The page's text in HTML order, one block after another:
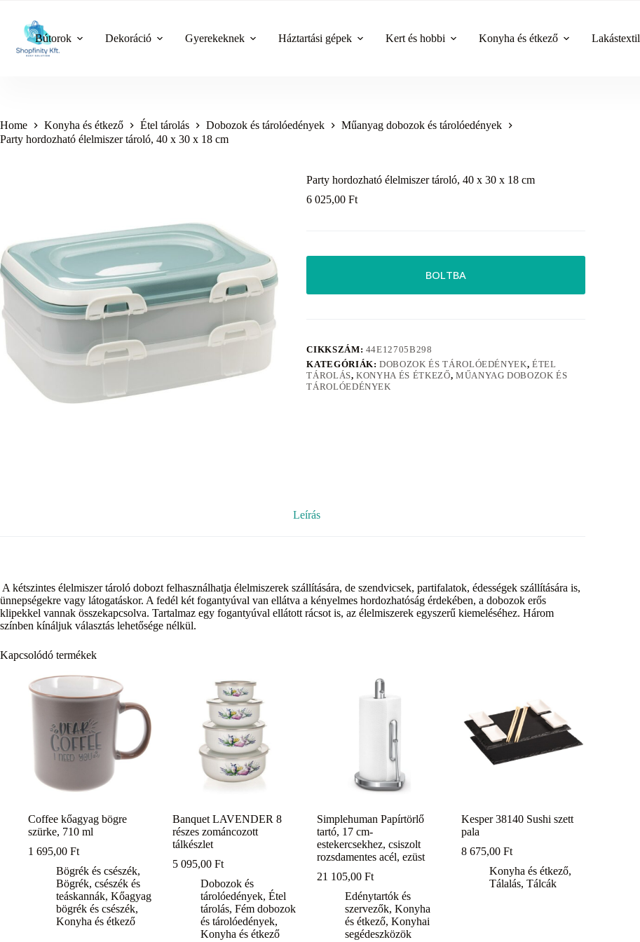
content
Bútorok Dekoráció Gyerekeknek Háztartási gépek Kert és hobbi Konyha és étkező Lakástextil
Home Konyha és étkező Étel tárolás Dobozok és tárolóedények
Műanyag dobozok és tárolóedények
Party hordozható élelmiszer tároló, 40 x 30 x 18 cm
Party hordozható élelmiszer tároló, 40 x 30 x 18 cm
6 025,00Ft
BOLTBA
CIKKSZÁM: 44E12705B298
KATEGÓRIÁK:DOBOZOK ÉS TÁROLÓEDÉNYEK,ÉTEL
TÁROLÁS,KONYHA ÉS ÉTKEZŐ, MŰANYAG DOBOZOK ÉS
TÁROLÓEDÉNYEK
Leírás
A kétszintes élelmiszer tároló dobozt felhasználhatja élelmiszerek szállítására, de szendvicsek, partifalatok, édességek szállítására is,
ünnepségekre vagy látogatáskor. A fedél két fogantyúval van ellátva a kényelmes hordozhatóság érdekében, a dobozok erős
klipekkel vannak összekapcsolva. Tartalmaz egy fogantyúval ellátott rácsot is, az élelmiszerek egyszerű kiemeléséhez. Három
színben kínáljuk választás lehetősége nélkül.
Kapcsolódó termékek
Coffee kőagyag bögre
szürke, 710 ml
1 695,00 Ft
Bögrék és csészék,
Bögrék, csészék és
teáskannák, Kőagyag
bögrék és csészék,
Konyha és étkező
Banquet LAVENDER 8
részes zománcozott
tálkészlet
5 095,00Ft
Dobozok és
tárolóedények,Étel
tárolás,Fém dobozok
és tárolóedények,
Konyha és étkező
Simplehuman Papírtörlő
tartó, 17 cm-
estekercsekhez, csiszolt
rozsdamentes acél, ezüst
21 105,00Ft
Edénytartók és
szervezők,Konyha
és étkező,Konyhai
segédeszközök
Kesper 38140 Sushi szett
pala
8 675,00Ft
Konyha és étkező,
Tálalás,Tálcák